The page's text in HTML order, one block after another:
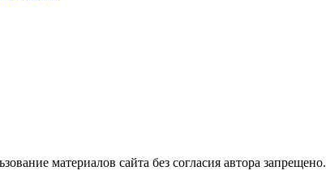
материалов сайта без согласия автора запрещено.